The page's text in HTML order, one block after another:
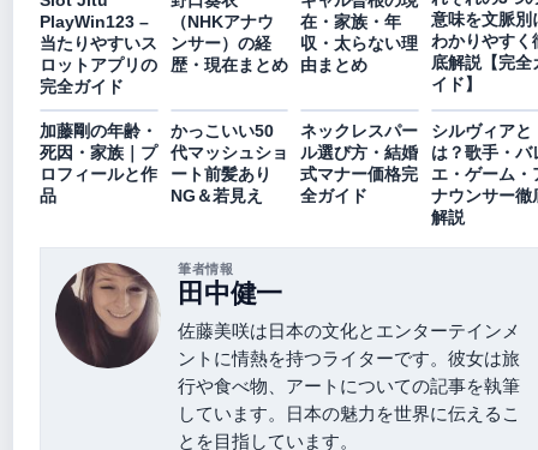
PlayWin123 –
当たりやすいス
ロットアプリの
完全ガイド
（NHKアナウ
ンサー）の経
歴・現在まとめ
在・家族・年
収・太らない理
由まとめ
意味を文脈別
わかりやすく
底解説【完全
イド】
加藤剛の年齢・
死因・家族｜プ
ロフィールと作
品
かっこいい50
代マッシュショ
ート前髪あり
NG＆若見え
ネックレスパー
ル選び方・結婚
式マナー価格完
全ガイド
シルヴィアと
は？歌手・バ
エ・ゲーム・
ナウンサー徹
解説
筆者情報
田中健一
佐藤美咲は日本の文化とエンターテインメ
ントに情熱を持つライターです。彼女は旅
行や食べ物、アートについての記事を執筆
しています。日本の魅力を世界に伝えるこ
とを目指しています。